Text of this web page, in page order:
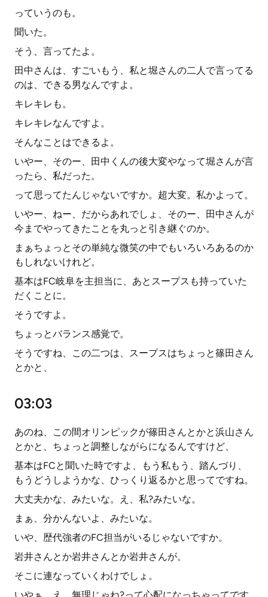
っていうのも。
聞いた。
そう、言ってたよ。
田中さんは、すごいもう、私と堀さんの二人で言ってる
のは、できる男なんですよ。
キレキレも。
キレキレなんですよ。
そんなことはできるよ。
いやー、そのー、田中くんの後大変やなって堀さんが言
ったら、私だった。
って思ってたんじゃないですか。超大変。私かよって。
いやー、ねー、だからあれでしょ、そのー、田中さんが
今までやってきたことを丸っと引き継ぐのか。
まぁちょっとその単純な微笑の中でもいろいろあるのか
もしれないけれど。
基本はFC岐阜を主担当に、あとスープスも持っていた
だくことに。
そうですよ。
ちょっとバランス感覚で。
そうですね、この二つは、スープスはちょっと篠田さん
とかと、
03:03
あのね、この間オリンピックが篠田さんとかと浜山さん
とかと、ちょっと調整しながらになるんですけど、
基本はFCと聞いた時ですよ、もう私もう、踏んづり、
もうどうしようかな、ひっくり返るかと思ってですね。
大丈夫かな、みたいな。え、私?みたいな。
まぁ、分かんないよ、みたいな。
いや、歴代強者のFC担当がいるじゃないですか。
岩井さんとか岩井さんとか岩井さんが。
そこに連なっていくわけでしょ。